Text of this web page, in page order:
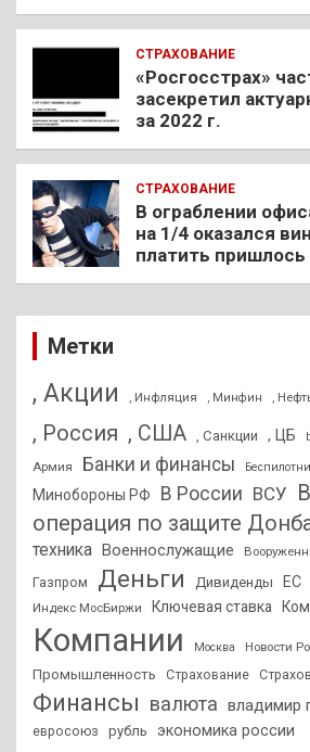
СТРАХОВАНИЕ
«Росгосстрах»
засекретил
за 2022 г.
СТРАХОВАНИЕ
В ограблении
на 1/4 оказался
платить
Метки
, Акции , Инфляция , Минфин ,
, Россия , США , Санкции , ЦБ
Армия Банки и финансы
Минобороны РФ
В России ВСУ
операция по защите
техника
Военнослужащие
Газпром Деньги Дивиденды ЕС
Индекс МосБиржи Ключевая ставка
Компании Москва Новости
Промышленность Страхование
Финансы валюта владимир
евросоюз рубль экономика россии